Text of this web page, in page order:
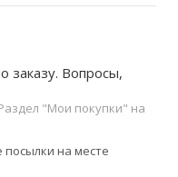
заказу. Вопросы,
"Мои покупки" на
посылки на месте